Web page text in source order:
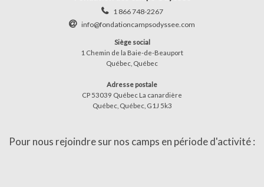
1 866 748-2267
info@fondationcampsodyssee.com
Siège social
1 Chemin de la Baie-de-Beauport
Québec, Québec
Adresse postale
CP 53039 Québec La canardière
Québec, Québec, G1J 5k3
Pour nous rejoindre sur nos camps en période d'activité :